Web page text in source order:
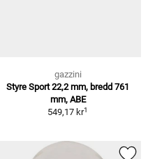
gazzini
Styre Sport 22,2 mm, bredd 761
mm, ABE
549,17 kr1